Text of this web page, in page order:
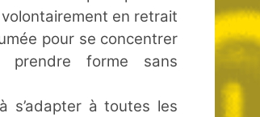
en retrait
pour se concentrer
prendre forme sans
s’adapter à toutes les